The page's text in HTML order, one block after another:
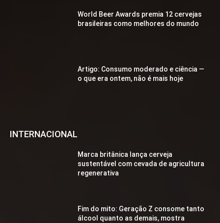
World Beer Awards premia 12 cervejas
brasileiras como melhores do mundo
Artigo: Consumo moderado e ciência —
o que era ontem, não é mais hoje
INTERNACIONAL
Marca britânica lança cerveja
sustentável com cevada de agricultura
regenerativa
Fim do mito: Geração Z consome tanto
álcool quanto as demais, mostra